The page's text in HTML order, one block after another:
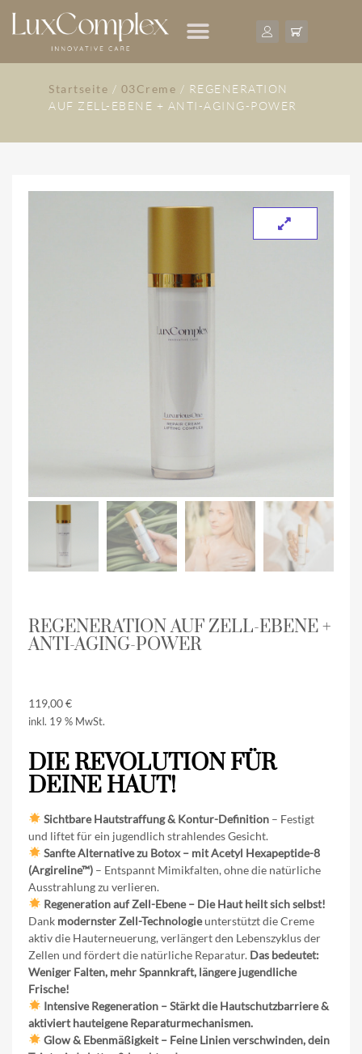
Startseite / 03Creme / REGENERATION
AUF ZELL-EBENE + ANTI-AGING-POWER
REGENERATION AUF ZELL-EBENE +
ANTI-AGING-POWER
119,00€
inkl. 19 % MwSt.
DIE REVOLUTION FÜR
DEINE HAUT!
Sichtbare Hautstraffung & Kontur-Definition– Festigt
und liftet für ein jugendlich strahlendes Gesicht.
Sanfte Alternative zu Botox – mit Acetyl Hexapeptide-8
(Argireline™) – Entspannt Mimikfalten, ohne die natürliche
Ausstrahlung zu verlieren.
Regeneration auf Zell-Ebene – Die Haut heilt sich selbst!
Dank modernster Zell-Technologieunterstützt die Creme
aktiv die Hauterneuerung, verlängert den Lebenszyklus der
Zellen und fördert die natürliche Reparatur. Das bedeutet:
Weniger Falten, mehr Spannkraft, längere jugendliche
Frische!
Intensive Regeneration – Stärkt die Hautschutzbarriere &
aktiviert hauteigene Reparaturmechanismen.
Glow & Ebenmäßigkeit – Feine Linien verschwinden, dein